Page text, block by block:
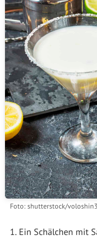
Foto: shutterstock/
Ein Schälchen mit